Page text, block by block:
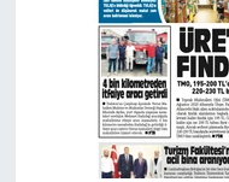
Yaşam